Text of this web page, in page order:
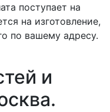
поступает на
на изготовление,
по вашему адресу.
и